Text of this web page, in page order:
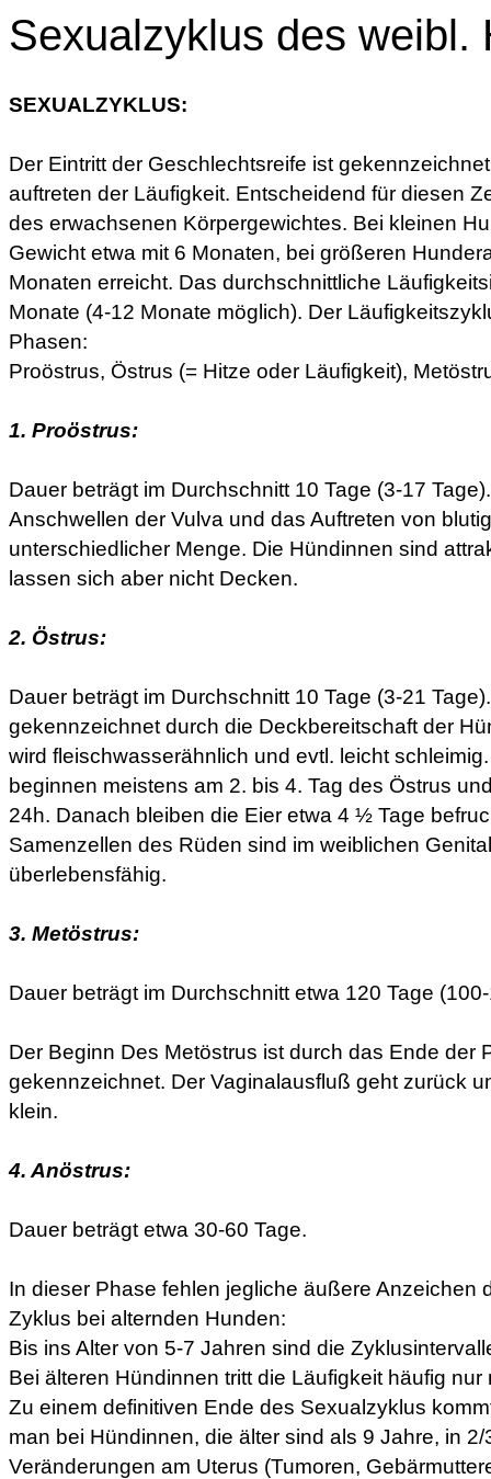
Sexualzyklus des weibl.
SEXUALZYKLUS:
Der Eintritt der Geschlechtsreife ist
auftreten der Läufigkeit. Entscheidend für diesen
des erwachsenen Körpergewichtes. Bei kleinen
Gewicht etwa mit 6 Monaten, bei größeren
Monaten erreicht. Das durchschnittliche
Monate (4-12 Monate möglich). Der
Phasen:
Proöstrus, Östrus (= Hitze oder Läufigkeit),
1. Proöstrus:
Dauer beträgt im Durchschnitt 10 Tage (3-17
Anschwellen der Vulva und das Auftreten von
unterschiedlicher Menge. Die Hündinnen sind
lassen sich aber nicht Decken.
2. Östrus:
Dauer beträgt im Durchschnitt 10 Tage (3-21
gekennzeichnet durch die Deckbereitschaft der
wird fleischwasserähnlich und evtl. leicht
beginnen meistens am 2. bis 4. Tag des Östrus
24h. Danach bleiben die Eier etwa 4 ½ Tage
Samenzellen des Rüden sind im weiblichen
überlebensfähig.
3. Metöstrus:
Dauer beträgt im Durchschnitt etwa 120 Tage
Der Beginn Des Metöstrus ist durch das Ende der
gekennzeichnet. Der Vaginalausfluß geht zurück
klein.
4. Anöstrus:
Dauer beträgt etwa 30-60 Tage.
In dieser Phase fehlen jegliche äußere Anzeichen
Zyklus bei alternden Hunden:
Bis ins Alter von 5-7 Jahren sind die
Bei älteren Hündinnen tritt die Läufigkeit häufig
Zu einem definitiven Ende des Sexualzyklus
man bei Hündinnen, die älter sind als 9 Jahre, in
Veränderungen am Uterus (Tumoren,